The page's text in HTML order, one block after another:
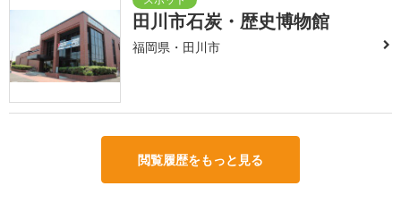
田川市石炭・歴史博物館
福岡県・田川市
閲覧履歴をもっと見る